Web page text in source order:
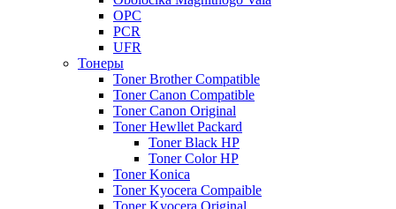
OPC
PCR
UFR
Тонеры
Toner Brother Compatible
Toner Canon Compatible
Toner Canon Original
Toner Hewllet Packard
Toner Black HP
Toner Color HP
Toner Konica
Toner Kyocera Compaible
Toner Kyocera Original